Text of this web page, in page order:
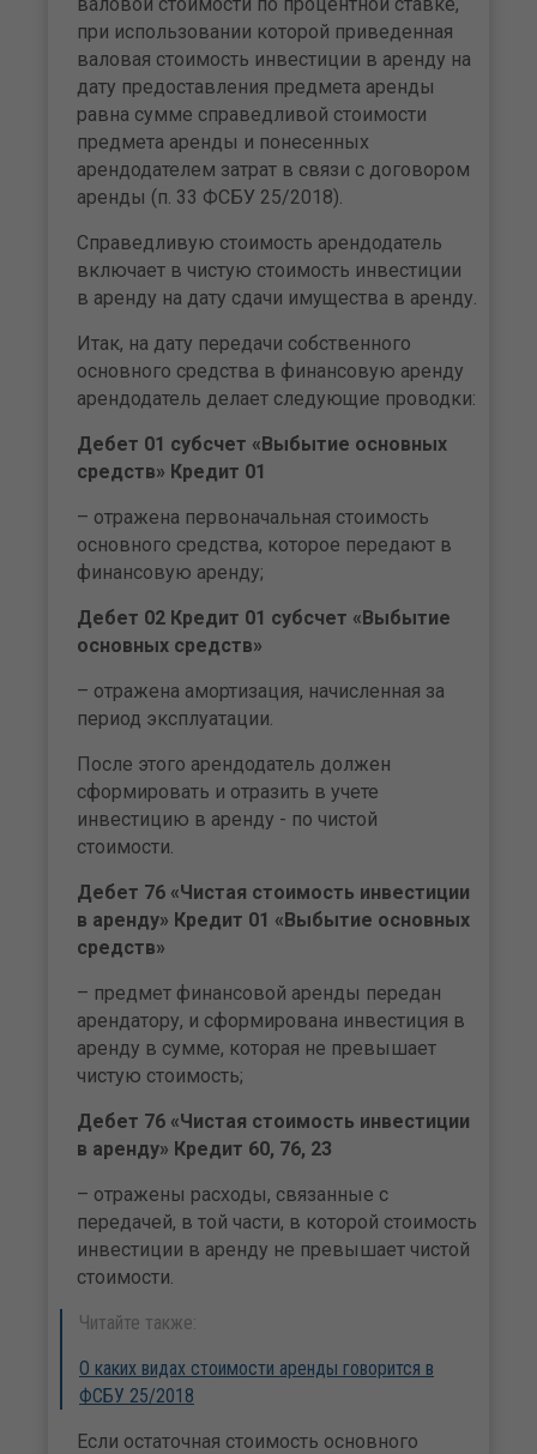
при использовании которой приведенная
валовая стоимость инвестиции в аренду на
дату предоставления предмета аренды
равна сумме справедливой стоимости
предмета аренды и понесенных
арендодателем затрат в связи с договором
аренды (п. 33 ФСБУ 25/2018).
Справедливую стоимость арендодатель
включает в чистую стоимость инвестиции
в аренду на дату сдачи имущества в аренду.
Итак, на дату передачи собственного
основного средства в финансовую аренду
арендодатель делает следующие проводки:
Дебет 01 субсчет «Выбытие основных
средств» Кредит 01
– отражена первоначальная стоимость
основного средства, которое передают в
финансовую аренду;
Дебет 02 Кредит 01 субсчет «Выбытие
основных средств»
– отражена амортизация, начисленная за
период эксплуатации.
После этого арендодатель должен
сформировать и отразить в учете
инвестицию в аренду - по чистой
стоимости.
Дебет 76 «Чистая стоимость инвестиции
в аренду» Кредит 01 «Выбытие основных
средств»
– предмет финансовой аренды передан
арендатору, и сформирована инвестиция в
аренду в сумме, которая не превышает
чистую стоимость;
Дебет 76 «Чистая стоимость инвестиции
в аренду» Кредит 60, 76, 23
– отражены расходы, связанные с
передачей, в той части, в которой стоимость
инвестиции в аренду не превышает чистой
стоимости.
Читайте также:
О каких видах стоимости аренды говорится в
ФСБУ 25/2018
Если остаточная стоимость основного